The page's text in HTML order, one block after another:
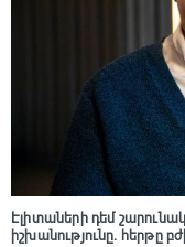
Էլիտաների դեմ
իշխանությունը. հերթը